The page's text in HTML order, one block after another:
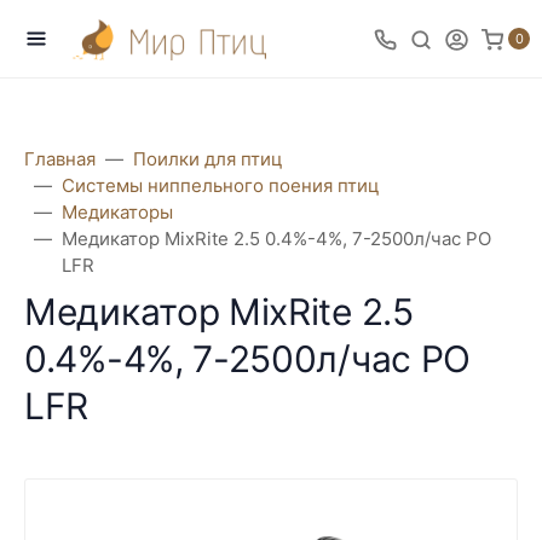
0
Главная
Поилки для птиц
Системы ниппельного поения птиц
Медикаторы
Медикатор MixRite 2.5 0.4%-4%, 7-2500л/час PO
LFR
Медикатор MixRite 2.5
0.4%-4%, 7-2500л/час PO
LFR